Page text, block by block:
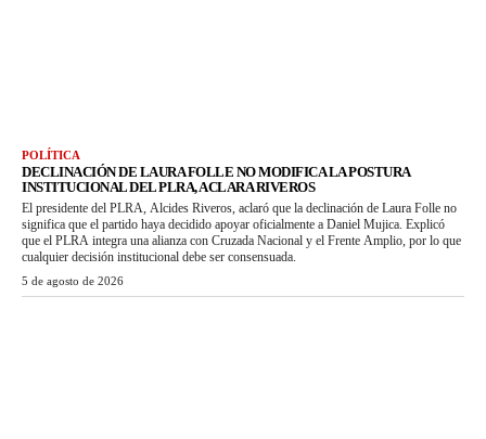
POLÍTICA
DECLINACIÓN DE LAURA FOLLE NO MODIFICA LA POSTURA
INSTITUCIONAL DEL PLRA, ACLARA RIVEROS
El presidente del PLRA, Alcides Riveros, aclaró que la declinación de Laura Folle no
significa que el partido haya decidido apoyar oficialmente a Daniel Mujica. Explicó
que el PLRA integra una alianza con Cruzada Nacional y el Frente Amplio, por lo que
cualquier decisión institucional debe ser consensuada.
5 de agosto de 2026